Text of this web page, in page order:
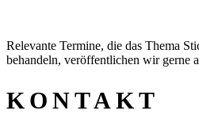
Relevante Termine, die das Thema
behandeln, veröffentlichen wir gerne
KONTAKT